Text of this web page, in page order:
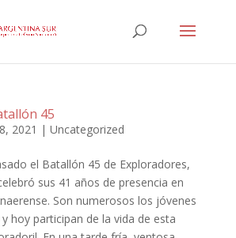
45
2021 | Uncategorized
el Batallón 45 de Exploradores,
sus 41 años de presencia en
Son numerosos los jóvenes
hoy participan de la vida de esta